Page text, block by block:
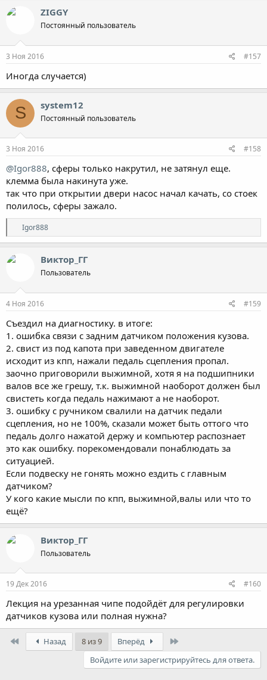
ZIGGY
Постоянный пользователь
3 Ноя 2016 #157
Иногда случается)
S system12
Постоянный пользователь
3 Ноя 2016 #158
@Igor888, сферы только накрутил, не затянул еще.
клемма была накинута уже.
так что при открытии двери насос начал качать, со стоек
полилось, сферы зажало.
Р
е
а
:
Igor888
Виктор_ГГ
Пользователь
4 Ноя 2016 #159
Съездил на диагностику. в итоге:
1. ошибка связи с задним датчиком положения кузова.
2. свист из под капота при заведенном двигателе
исходит из кпп, нажали педаль сцепления пропал.
заочно приговорили выжимной, хотя я на подшипники
валов все же грешу, т.к. выжимной наоборот должен был
свистеть когда педаль нажимают а не наоборот.
3. ошибку с ручником свалили на датчик педали
сцепления, но не 100%, сказали может быть оттого что
педаль долго нажатой держу и компьютер распознает
это как ошибку. порекомендовали понаблюдать за
ситуацией.
Если подвеску не гонять можно ездить с главным
датчиком?
У кого какие мысли по кпп, выжимной,валы или что то
ещё?
Виктор_ГГ
Пользователь
19 Дек 2016 #160
Лекция на урезанная чипе подойдёт для регулировки
датчиков кузова или полная нужна?
Назад 8 из 9 Вперёд
Войдите или зарегистрируйтесь для ответа.